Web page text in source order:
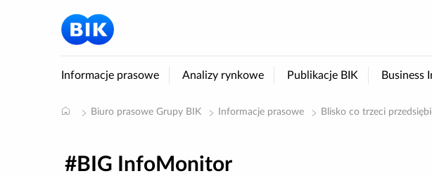
Informacje prasowe Analizy rynkowe Publikacje BIK Business
Biuro prasowe Grupy BIK Informacje prasowe Blisko co trzeci
BIG InfoMonitor